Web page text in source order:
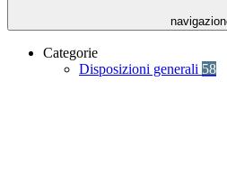
Categorie
Disposizioni generali 58